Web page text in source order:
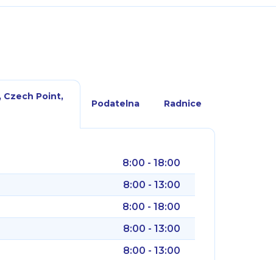
Czech Point,
Podatelna Radnice
8:00 - 18:00
8:00 - 13:00
8:00 - 18:00
8:00 - 13:00
8:00 - 13:00